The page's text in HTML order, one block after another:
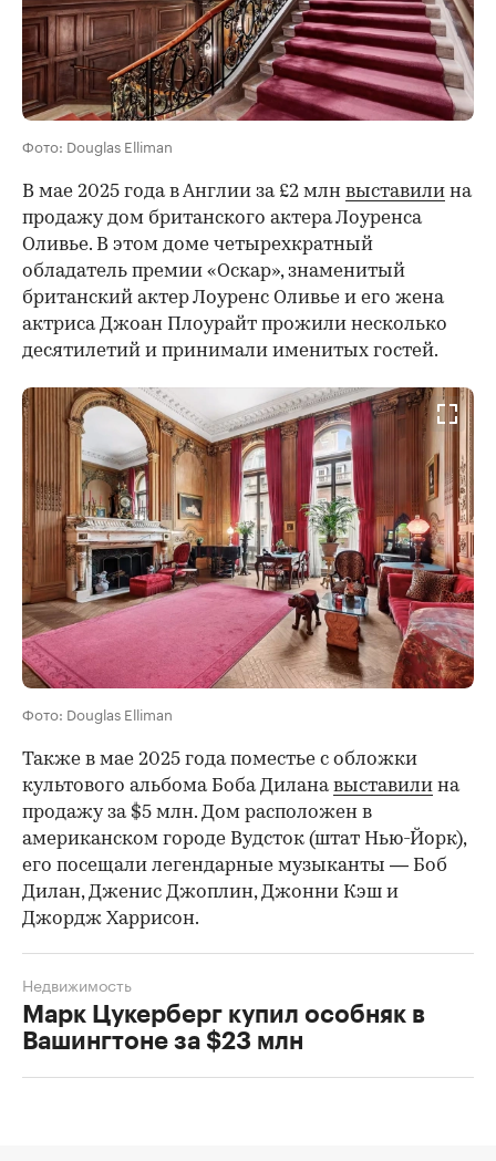
Фото: Douglas Elliman
В мае 2025 года в Англии за £2 млн выставили на
продажу дом британского актера Лоуренса
Оливье. В этом доме четырехкратный
обладатель премии «Оскар», знаменитый
британский актер Лоуренс Оливье и его жена
актриса Джоан Плоурайт прожили несколько
десятилетий и принимали именитых гостей.
Фото: Douglas Elliman
Также в мае 2025 года поместье с обложки
культового альбома Боба Диланавыставили на
продажу за $5 млн. Дом расположен в
американском городе Вудсток (штат Нью-Йорк),
его посещали легендарные музыканты — Боб
Дилан, Дженис Джоплин, Джонни Кэш и
Джордж Харрисон.
Марк Цукерберг купил особняк в
Вашингтоне за $23 млн
Недвижимость